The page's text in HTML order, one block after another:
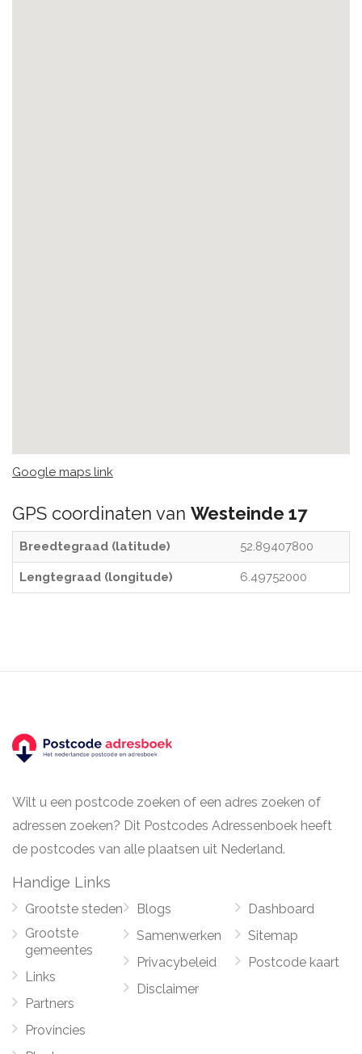
Google maps link
GPS coordinaten van Westeinde 17
Breedtegraad (latitude) 52.89407800
Lengtegraad (longitude) 6.49752000
Wilt u een postcode zoeken of een adres zoeken of
adressen zoeken? Dit Postcodes Adressenboek heeft
de postcodes van alle plaatsen uit Nederland.
Handige Links
Grootste steden
Grootste
gemeentes
Links
Partners
Provincies
Blogs
Samenwerken
Privacybeleid
Disclaimer
Dashboard
Sitemap
Postcode kaart